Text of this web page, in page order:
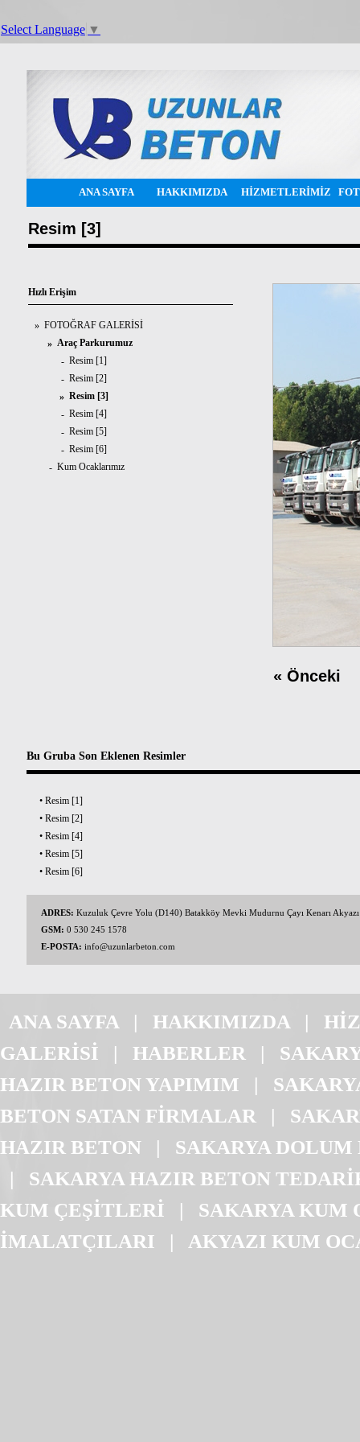
Select Language ▼
ANA SAYFA HAKKIMIZDA HİZMETLERİMİZ
Resim [3]
Hızlı Erişim
» FOTOĞRAF GALERİSİ
» Araç Parkurumuz
- Resim [1]
- Resim [2]
» Resim [3]
- Resim [4]
- Resim [5]
- Resim [6]
- Kum Ocaklarımız
« Önceki
Bu Gruba Son Eklenen Resimler
• Resim [1]
• Resim [2]
• Resim [4]
• Resim [5]
• Resim [6]
ADRES: Kuzuluk Çevre Yolu (D140) Batakköy Mevki Mudurnu Çayı Kenarı
GSM: 0 530 245 1578
E-POSTA: info@uzunlarbeton.com
ANA SAYFA | HAKKIMIZDA |
GALERİSİ | HABERLER |
HAZIR BETON YAPIMIM |
BETON SATAN FİRMALAR |
HAZIR BETON | SAKARYA
| SAKARYA HAZIR BETON
KUM ÇEŞİTLERİ | SAKARYA KUM
İMALATÇILARI | AKYAZI KUM